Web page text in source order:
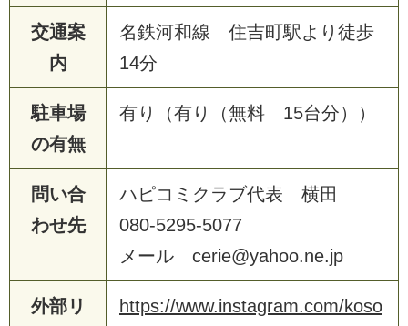
交通案
内
名鉄河和線 住吉町駅より徒歩
14分
駐車場
の有無
有り（有り（無料 15台分））
問い合
わせ先
ハピコミクラブ代表 横田
080-5295-5077
メール cerie@yahoo.ne.jp
外部リ
https://www.instagram.com/koso